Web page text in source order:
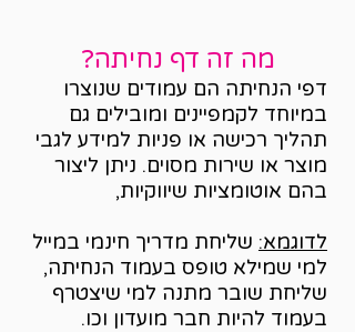
מה זה דף נחיתה?
דפי הנחיתה הם עמודים שנוצרו
במיוחד לקמפיינים ומובילים גם
תהליך רכישה או פניות למידע לגבי
מוצר או שירות מסוים. ניתן ליצור
בהם אוטומציות שיווקיות,
לדוגמא: שליחת מדריך חינמי במייל
למי שמילא טופס בעמוד הנחיתה,
שליחת שובר מתנה למי שיצטרף
בעמוד להיות חבר מועדון וכו.